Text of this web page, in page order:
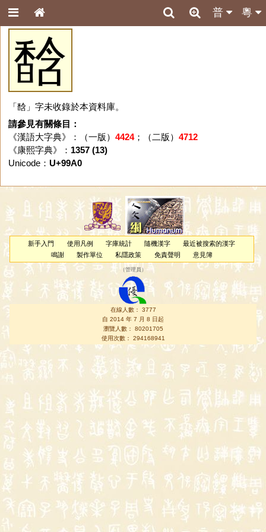
粵
普
馠
「馠」字未收錄於本資料庫。
請參見有關條目：
《漢語大字典》：（一版） 4424；（二版） 4712
《康熙字典》： 1357 (13)
Unicode： U+99A0
新手入門 使用凡例 字庫統計 隨機漢字
最近被搜索的漢字
鳴謝
製作單位 私隱政策 免責聲明 意見簿
（管理員 ）
在線人數： 3777
自 2014 年 7 月 8 日起
瀏覽人數： 80201705
使用次數： 294168941